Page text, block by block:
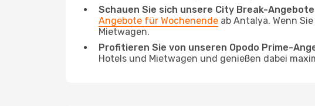
Schauen Sie sich unsere City Break-
Angebote für Wochenende ab Antalya. Wenn
Mietwagen.
Profitieren Sie von unseren Opodo Prime-
Hotels und Mietwagen und genießen dabei